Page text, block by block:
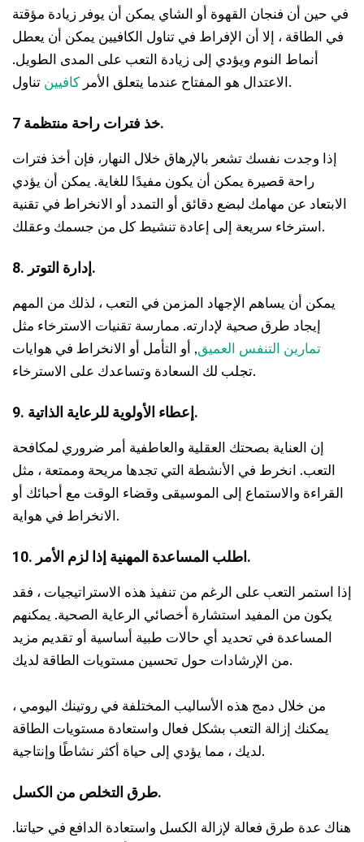
في حين أن فنجان القهوة أو الشاي يمكن أن يوفر زيادة مؤقتة
في الطاقة ، إلا أن الإفراط في تناول الكافيين يمكن أن يعطل
أنماط النوم ويؤدي إلى زيادة التعب على المدى الطويل.
الاعتدال هو المفتاح عندما يتعلق الأمر كافيين تناول.
7 خذ فترات راحة منتظمة.
إذا وجدت نفسك تشعر بالإرهاق خلال النهار، فإن أخذ فترات
راحة قصيرة يمكن أن يكون مفيدًا للغاية. يمكن أن يؤدي
الابتعاد عن مهامك لبضع دقائق أو التمدد أو الانخراط في تقنية
استرخاء سريعة إلى إعادة تنشيط كل من جسمك وعقلك.
8. إدارة التوتر.
يمكن أن يساهم الإجهاد المزمن في التعب ، لذلك من المهم
إيجاد طرق صحية لإدارته. ممارسة تقنيات الاسترخاء مثل
تمارين التنفس العميق, أو التأمل أو الانخراط في هوايات
تجلب لك السعادة وتساعدك على الاسترخاء.
9. إعطاء الأولوية للرعاية الذاتية.
إن العناية بصحتك العقلية والعاطفية أمر ضروري لمكافحة
التعب. انخرط في الأنشطة التي تجدها مريحة وممتعة ، مثل
القراءة والاستماع إلى الموسيقى وقضاء الوقت مع أحبائك أو
الانخراط في هواية.
10. اطلب المساعدة المهنية إذا لزم الأمر.
إذا استمر التعب على الرغم من تنفيذ هذه الاستراتيجيات ، فقد
يكون من المفيد استشارة أخصائي الرعاية الصحية. يمكنهم
المساعدة في تحديد أي حالات طبية أساسية أو تقديم مزيد
من الإرشادات حول تحسين مستويات الطاقة لديك.
من خلال دمج هذه الأساليب المختلفة في روتينك اليومي ،
يمكنك إزالة التعب بشكل فعال واستعادة مستويات الطاقة
لديك ، مما يؤدي إلى حياة أكثر نشاطًا وإنتاجية.
طرق التخلص من الكسل.
هناك عدة طرق فعالة لإزالة الكسل واستعادة الدافع في حياتنا.